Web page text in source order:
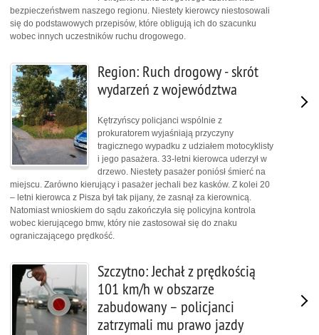
bezpieczeństwem naszego regionu. Niestety kierowcy niestosowali
się do podstawowych przepisów, które obligują ich do szacunku
wobec innych uczestników ruchu drogowego.
Region: Ruch drogowy - skrót
wydarzeń z województwa
Kętrzyńscy policjanci wspólnie z
prokuratorem wyjaśniają przyczyny
tragicznego wypadku z udziałem motocyklisty
i jego pasażera. 33-letni kierowca uderzył w
drzewo. Niestety pasażer poniósł śmierć na
miejscu. Zarówno kierujący i pasażer jechali bez kasków. Z kolei 20
– letni kierowca z Pisza był tak pijany, że zasnął za kierownicą.
Natomiast wnioskiem do sądu zakończyła się policyjna kontrola
wobec kierującego bmw, który nie zastosował się do znaku
ograniczającego prędkość.
Szczytno: Jechał z prędkością
101 km/h w obszarze
zabudowany – policjanci
zatrzymali mu prawo jazdy